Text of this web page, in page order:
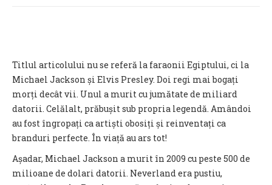
COTATII BVB
Titlul articolului nu se referă la faraonii Egiptului, ci la
Michael Jackson și Elvis Presley. Doi regi mai bogați
morți decât vii. Unul a murit cu jumătate de miliard
datorii. Celălalt, prăbușit sub propria legendă. Amândoi
au fost îngropați ca artiști obosiți și reinventați ca
branduri perfecte. În viață au ars tot!
Așadar, Michael Jackson a murit în 2009 cu peste 500 de
milioane de dolari datorii. Neverland era pustiu,